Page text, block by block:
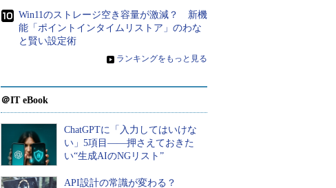
Win11のストレージ空き容量が激減？ 新機
能「ポイントインタイムリストア」のわな
と賢い設定術
» ランキングをもっと見る
＠IT eBook
ChatGPTに「入力してはいけな
い」5項目――押さえておきた
い“生成AIのNGリスト”
API設計の常識が変わる？